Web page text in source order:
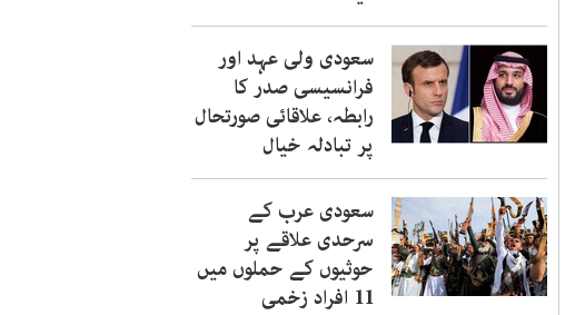
سعودی ولی عہد اور
فرانسیسی صدر کا
رابطہ، علاقائی صورتحال
پر تبادلہ خیال
سعودی عرب کے
سرحدی علاقے پر
حوثیوں کے حملوں میں
11 افراد زخمی